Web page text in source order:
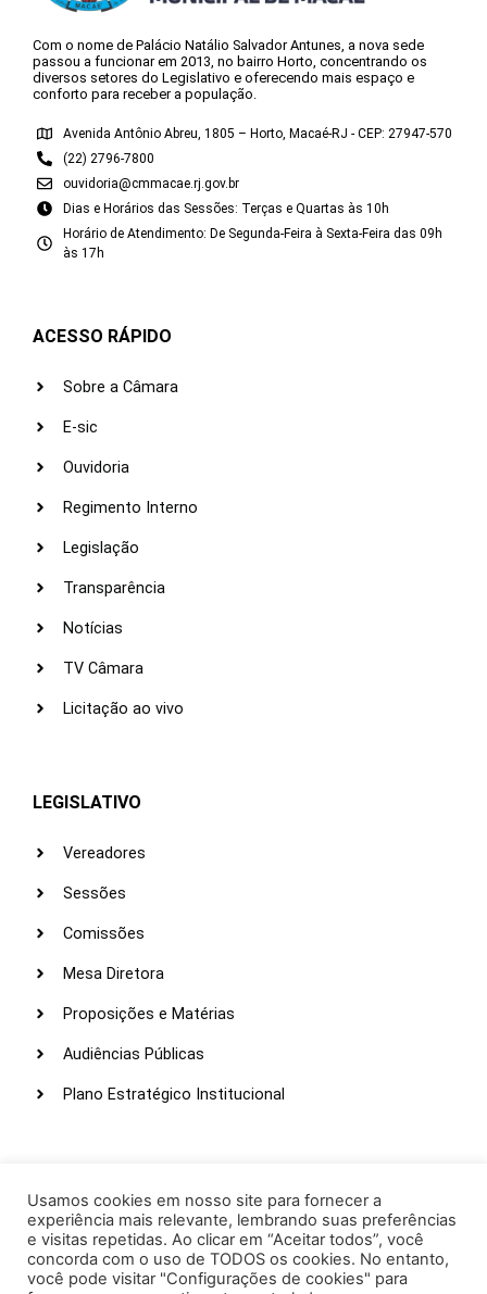
Com o nome de Palácio Natálio Salvador Antunes, a nova sede
passou a funcionar em 2013, no bairro Horto, concentrando os
diversos setores do Legislativo e oferecendo mais espaço e
conforto para receber a população.
Avenida Antônio Abreu, 1805 – Horto, Macaé-RJ - CEP: 27947-570
(22) 2796-7800
ouvidoria@cmmacae.rj.gov.br
Dias e Horários das Sessões: Terças e Quartas às 10h
Horário de Atendimento: De Segunda-Feira à Sexta-Feira das 09h
às 17h
ACESSO RÁPIDO
Sobre a Câmara
E-sic
Ouvidoria
Regimento Interno
Legislação
Transparência
Notícias
TV Câmara
Licitação ao vivo
LEGISLATIVO
Vereadores
Sessões
Comissões
Mesa Diretora
Proposições e Matérias
Audiências Públicas
Plano Estratégico Institucional
Webmail
Intranet
Administração
Usamos cookies em nosso site para fornecer a
experiência mais relevante, lembrando suas preferências
e visitas repetidas. Ao clicar em “Aceitar todos”, você
concorda com o uso de TODOS os cookies. No entanto,
você pode visitar "Configurações de cookies" para